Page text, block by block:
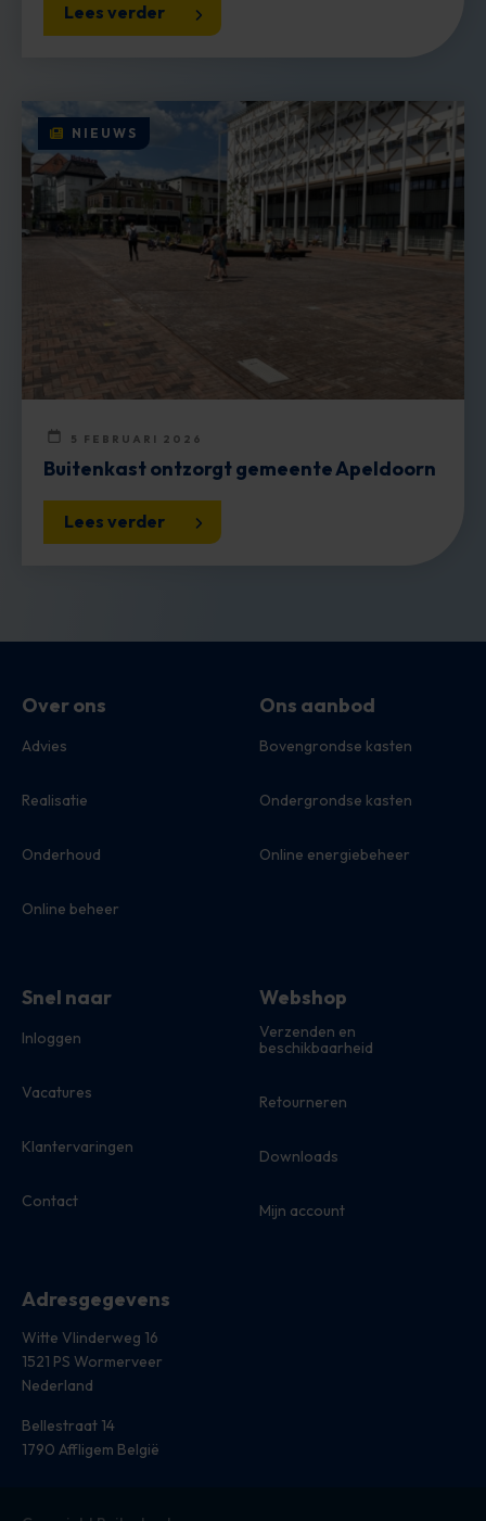
Lees verder
Buitenkast ontzorgt gemeente Apeldoorn
5 FEBRUARI 2026
Lees verder
NIEUWS
Over ons
Advies
Realisatie
Onderhoud
Online beheer
Ons aanbod
Bovengrondse kasten
Ondergrondse kasten
Online energiebeheer
Snel naar
Inloggen
Vacatures
Klantervaringen
Contact
Webshop
Verzenden en
beschikbaarheid
Retourneren
Downloads
Mijn account
Adresgegevens
Witte Vlinderweg 16
1521 PS Wormerveer
Nederland
Bellestraat 14
1790 Affligem België